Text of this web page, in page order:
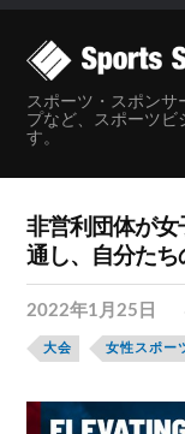
スポーツ・スポンサ
プなど、スポーツビ
す。
非営利団体が
通し、自分たち
2022年1月25日
大会 女性スポー